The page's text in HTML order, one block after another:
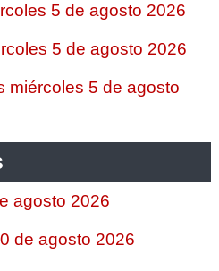
5 de agosto 2026
5 de agosto 2026
miércoles 5 de agosto
agosto 2026
de agosto 2026